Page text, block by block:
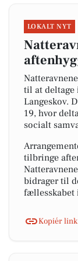
LOKALT NYT
til at deltage
Langeskov.
19, hvor
socialt
tilbringe
bidrager til
fællesskabet
Kopiér link